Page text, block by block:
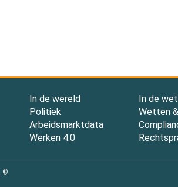
In de wereld
Politiek
Arbeidsmarktdata
Werken 4.0
In de wet
Wetten &
©